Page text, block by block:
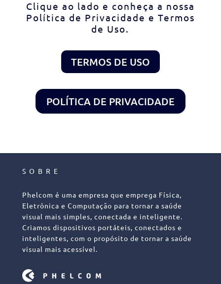
Clique ao lado e conheça a nossa
Política de Privacidade e Termos
de Uso.
TERMOS DE USO
POLÍTICA DE PRIVACIDADE
SOBRE
Phelcom é uma empresa que emprega Física,
Eletrônica e Computação para tornar a saúde
visual mais simples, conectada e inteligente.
Criamos dispositivos portáteis, conectados e
inteligentes, com o propósito de tornar a saúde
visual mais acessível.